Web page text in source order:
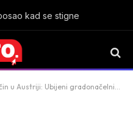
kad se stigne
Ubijeni gradonačelnik i zvaničnik lovačkog društva